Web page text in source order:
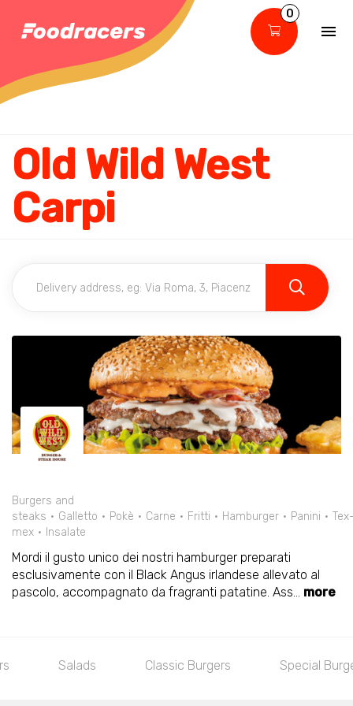
0
Old Wild West
Carpi
Burgers and
steaks
Galletto Pokè Carne Fritti Hamburger Panini
mex
Insalate
Mordi il gusto unico dei nostri hamburger preparati
esclusivamente con il Black Angus irlandese allevato al
pascolo, accompagnato da fragranti patatine. Ass... more
Salads Classic Burgers Special